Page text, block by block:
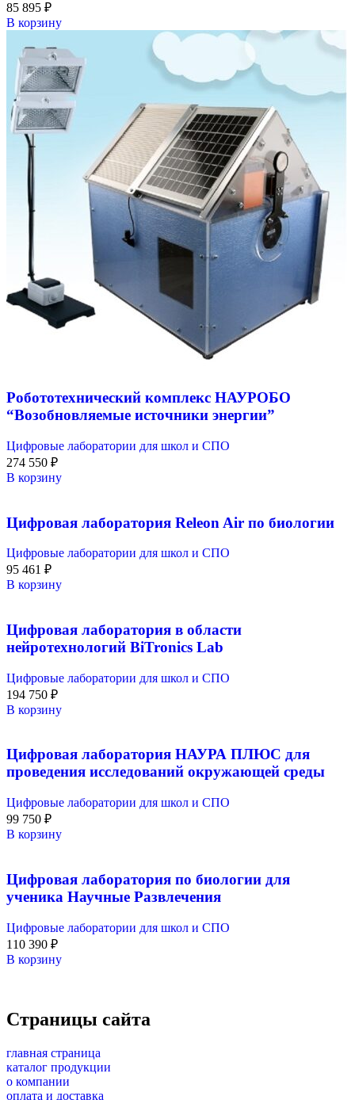
85 895 ₽
В корзину
Робототехнический комплекс НАУРОБО
“Возобновляемые источники энергии”
Цифровые лаборатории для школ и СПО
274 550 ₽
В корзину
Цифровая лаборатория Releon Air по биологии
Цифровые лаборатории для школ и СПО
95 461 ₽
В корзину
Цифровая лаборатория в области
нейротехнологий BiTronics Lab
Цифровые лаборатории для школ и СПО
194 750 ₽
В корзину
Цифровая лаборатория НАУРА ПЛЮС для
проведения исследований окружающей среды
Цифровые лаборатории для школ и СПО
99 750 ₽
В корзину
Цифровая лаборатория по биологии для
ученика Научные Развлечения
Цифровые лаборатории для школ и СПО
110 390 ₽
В корзину
Страницы сайта
главная страница
каталог продукции
о компании
оплата и доставка